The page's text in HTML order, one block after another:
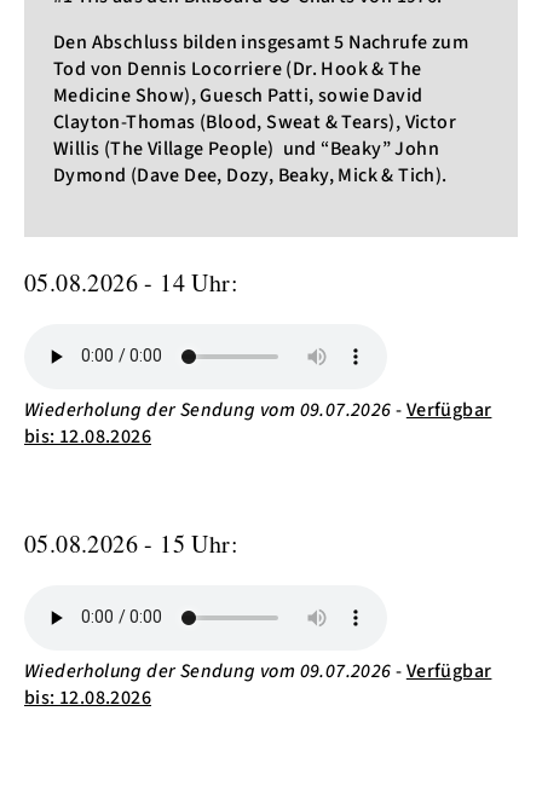
Den Abschluss bilden insgesamt 5 Nachrufe zum
Tod von Dennis Locorriere (Dr. Hook & The
Medicine Show), Guesch Patti, sowie David
Clayton-Thomas (Blood, Sweat & Tears), Victor
Willis (The Village People) und “Beaky” John
Dymond (Dave Dee, Dozy, Beaky, Mick & Tich).
05.08.2026 - 14 Uhr:
Wiederholung der Sendung vom 09.07.2026-Verfügbar
bis: 12.08.2026
05.08.2026 - 15 Uhr:
Wiederholung der Sendung vom 09.07.2026-Verfügbar
bis: 12.08.2026